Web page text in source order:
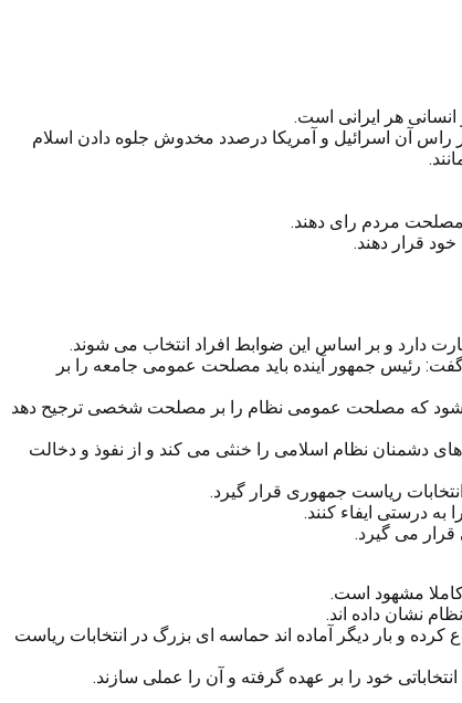
هر ایرانی است.
راس آن اسرائیل و آمریکا درصدد مخدوش جلوه دادن اسلام
مصلحت مردم رای دهند.
قرار دهند.
دارد و بر اساس این ضوابط افراد انتخاب می شوند.
رئیس جمهور آینده باید مصلحت عمومی جامعه را بر
شود که مصلحت عمومی نظام را بر مصلحت شخصی ترجیح دهد
دشمنان نظام اسلامی را خنثی می کند و از نفوذ و دخالت
ریاست جمهوری قرار گیرد.
درستی ایفاء کنند.
می گیرد.
مشهود است.
نشان داده اند.
و بار دیگر آماده اند حماسه ای بزرگ در انتخابات ریاست
خود را بر عهده گرفته و آن را عملی سازند.